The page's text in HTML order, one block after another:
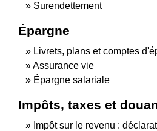
Surendettement
Épargne
Livrets, plans et comptes
Assurance vie
Épargne salariale
Impôts, taxes et
Impôt sur le revenu :